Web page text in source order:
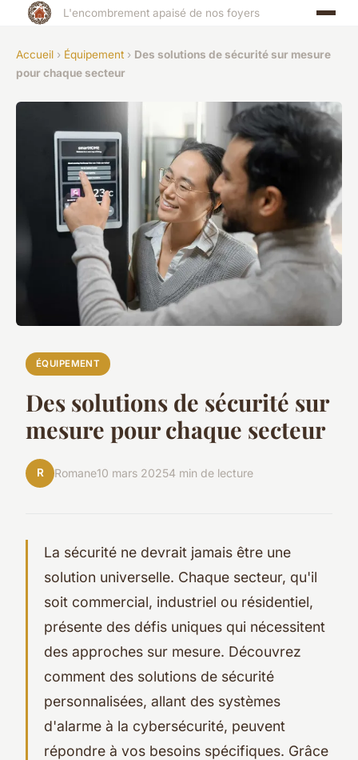
L'encombrement apaisé de nos foyers
Accueil › Équipement › Des solutions de sécurité sur mesure
pour chaque secteur
ÉQUIPEMENT
Des solutions de sécurité sur
mesure pour chaque secteur
R Romane10 mars 20254 min de lecture
La sécurité ne devrait jamais être une
solution universelle. Chaque secteur, qu'il
soit commercial, industriel ou résidentiel,
présente des défis uniques qui nécessitent
des approches sur mesure. Découvrez
comment des solutions de sécurité
personnalisées, allant des systèmes
d'alarme à la cybersécurité, peuvent
répondre à vos besoins spécifiques. Grâce